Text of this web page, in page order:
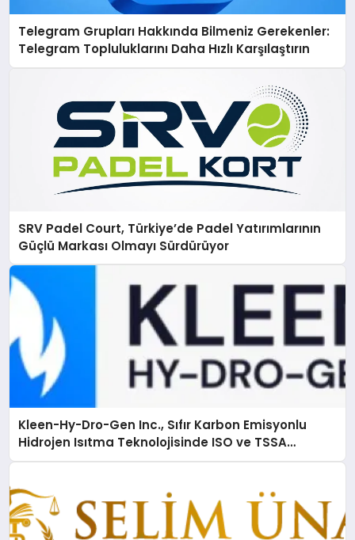
Telegram Grupları Hakkında Bilmeniz Gerekenler:
Telegram Topluluklarını Daha Hızlı Karşılaştırın
SRV Padel Court, Türkiye’de Padel Yatırımlarının
Güçlü Markası Olmayı Sürdürüyor
Kleen-Hy-Dro-Gen Inc., Sıfır Karbon Emisyonlu
Hidrojen Isıtma Teknolojisinde ISO ve TSSA
Düzenleyici Onaylarını Aldı